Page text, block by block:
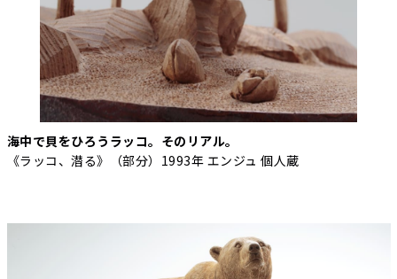
海中で貝をひろうラッコ。そのリアル。
《ラッコ、潜る》（部分）1993年 エンジュ 個人蔵